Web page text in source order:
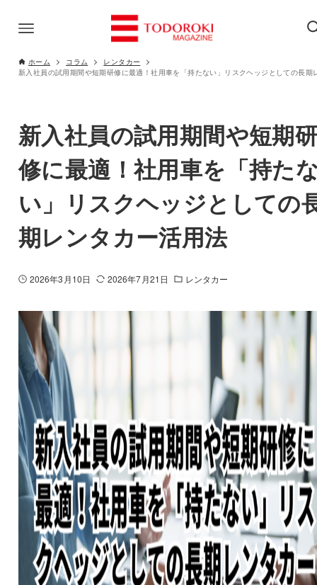
ホーム コラム レンタカー
新入社員の試用期間や短期
修に最適！社用車を「持た
い」リスクヘッジとしての
期レンタカー活用法
2026年3月10日 2026年7月21日 レンタカー